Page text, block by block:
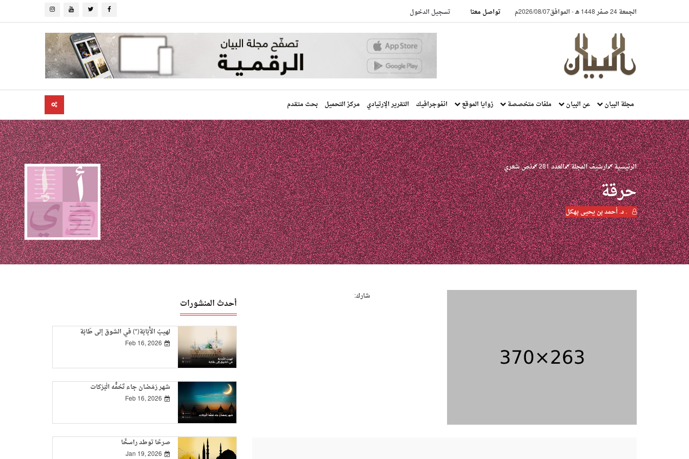
الجمعة 24 صفر 1448 هـ -الموافق2026/08/07م تواصل معنا تسجيل الدخول
مجلة البيان عن البيان ملفات متخصصة زوايا الموقع انفوجرافيك التقرير الإرتيادي مركز التحميل بحث متقدم
الرئيسية ارشيف المجلة العدد 281 نص شعري
حرقة
. د. أحمد بن يحيى بهكل
شارك:
أحدث المنشورات
لهيبُ الأُبَابَة(*) في الشوق إلى طَابَة
Feb 16, 2026
شهر رَمَضان جاء تَحُفُّه الْبَرَكات
Feb 16, 2026
صرحًا توطد راسخًا
Jan 19, 2026